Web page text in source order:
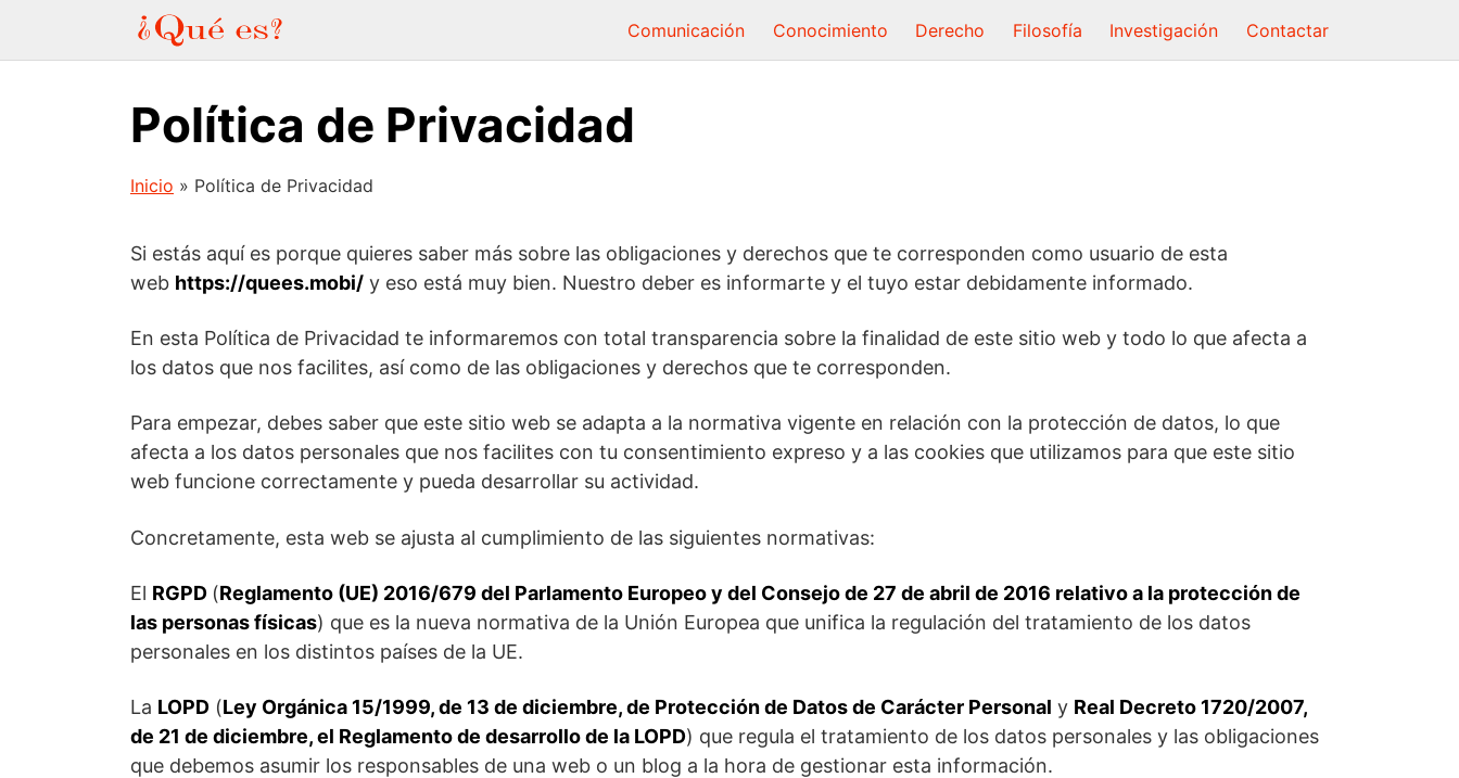
contenido
Comunicación Conocimiento Derecho Filosofía Investigación Contactar
Política de Privacidad
Inicio » Política de Privacidad
Si estás aquí es porque quieres saber más sobre las obligaciones y derechos que te corresponden como usuario de esta
web https://quees.mobi/ y eso está muy bien. Nuestro deber es informarte y el tuyo estar debidamente informado.
En esta Política de Privacidad te informaremos con total transparencia sobre la finalidad de este sitio web y todo lo que afecta a
los datos que nos facilites, así como de las obligaciones y derechos que te corresponden.
Para empezar, debes saber que este sitio web se adapta a la normativa vigente en relación con la protección de datos, lo que
afecta a los datos personales que nos facilites con tu consentimiento expreso y a las cookies que utilizamos para que este sitio
web funcione correctamente y pueda desarrollar su actividad.
Concretamente, esta web se ajusta al cumplimiento de las siguientes normativas:
El RGPD (Reglamento (UE) 2016/679 del Parlamento Europeo y del Consejo de 27 de abril de 2016 relativo a la protección de
las personas físicas) que es la nueva normativa de la Unión Europea que unifica la regulación del tratamiento de los datos
personales en los distintos países de la UE.
La LOPD (Ley Orgánica 15/1999, de 13 de diciembre, de Protección de Datos de Carácter Personal y Real Decreto 1720/2007,
de 21 de diciembre, el Reglamento de desarrollo de la LOPD) que regula el tratamiento de los datos personales y las obligaciones
que debemos asumir los responsables de una web o un blog a la hora de gestionar esta información.